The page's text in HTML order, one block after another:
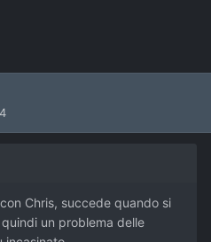
Chris, succede quando si
un problema delle